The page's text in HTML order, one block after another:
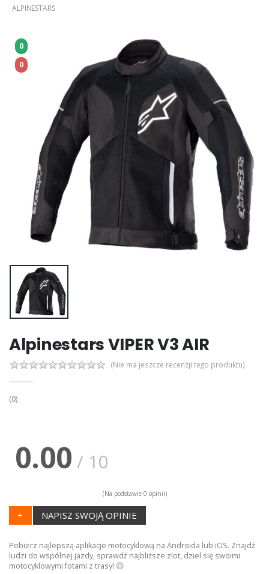
ALPINESTARS
0
0
Alpinestars VIPER V3 AIR
(Nie ma jeszcze recenzji tego produktu)
(0)
0.00 / 10
(Na podstawie 0 opinii)
+ NAPISZ SWOJĄ OPINIE
Pobierz najlepszą aplikacje motocyklową na Androida lub iOS. Znajdź
ludzi do wspólnej jazdy, sprawdź najbliższe zlot, dziel się swoimi
motocyklowymi fotami z trasy! 🙃